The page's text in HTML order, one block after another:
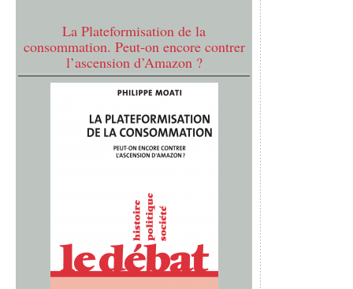
La Plateformisation de la
consommation. Peut-on encore contrer
l’ascension d’Amazon ?